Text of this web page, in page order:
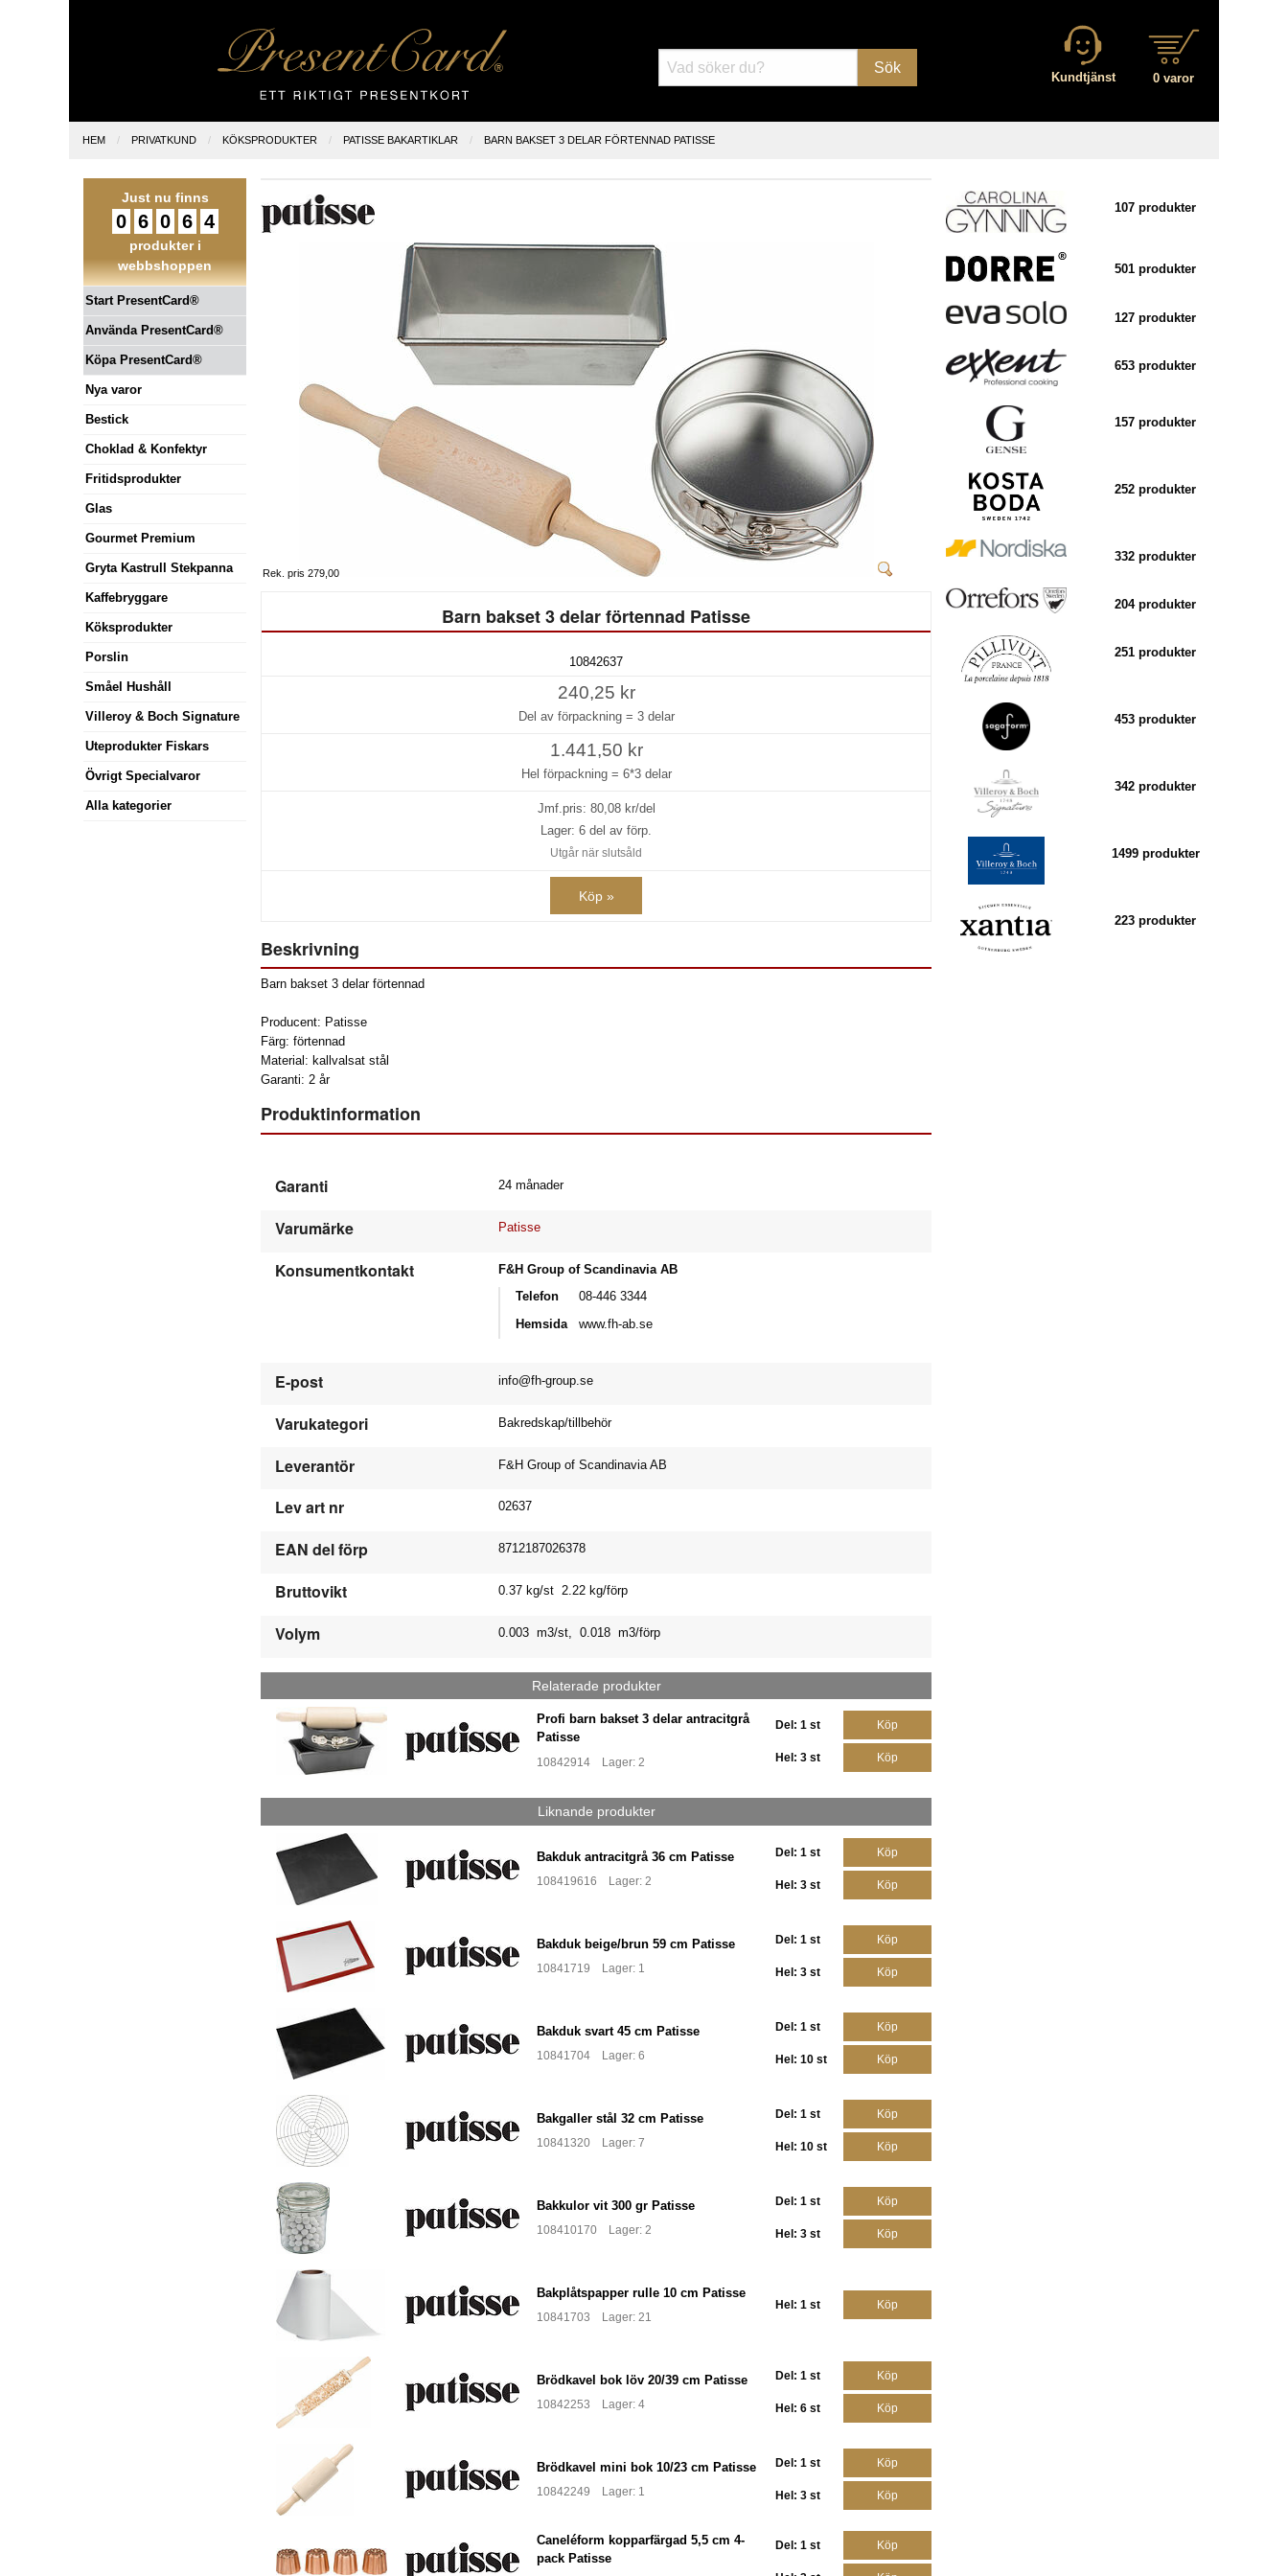
Sök
0 varor
Kundtjänst
HEM PRIVATKUND KÖKSPRODUKTER PATISSE BAKARTIKLAR BARN BAKSET 3 DELAR FÖRTENNAD PATISSE
Just nu finns
0 6 0 6 4
produkter i
webbshoppen
Start PresentCard®
Använda PresentCard®
Köpa PresentCard®
Nya varor
Bestick
Choklad & Konfektyr
Fritidsprodukter
Glas
Gourmet Premium
Gryta Kastrull Stekpanna
Kaffebryggare
Köksprodukter
Porslin
Småel Hushåll
Villeroy & Boch Signature
Uteprodukter Fiskars
Övrigt Specialvaror
Alla kategorier
Rek. pris 279,00
Barn bakset 3 delar förtennad Patisse
10842637
240,25 kr
Del av förpackning = 3 delar
1.441,50 kr
Hel förpackning = 6*3 delar
Jmf.pris: 80,08kr/del
Lager: 6 del av förp.
Utgår när slutsåld
Köp »
Beskrivning
Barn bakset 3 delar förtennad
Producent: Patisse
Färg: förtennad
Material: kallvalsat stål
Garanti: 2 år
Produktinformation
Garanti 24 månader
Varumärke Patisse
Konsumentkontakt
F&H Group of Scandinavia AB
Telefon
08-446 3344
Hemsida
www.fh-ab.se
E-post info@fh-group.se
Varukategori Bakredskap/tillbehör
Leverantör F&H Group of Scandinavia AB
Lev art nr 02637
EAN del förp 8712187026378
Bruttovikt 0.37 kg/st 2.22 kg/förp
Volym 0.003 m3/st, 0.018 m3/förp
Relaterade produkter
Profi barn bakset 3 delar antracitgrå
Patisse
10842914 Lager: 2
Del: 1 st Köp
Hel: 3 st Köp
Liknande produkter
Bakduk antracitgrå 36 cm Patisse
108419616 Lager: 2
Del: 1 st Köp
Hel: 3 st Köp
Bakduk beige/brun 59 cm Patisse
10841719 Lager: 1
Del: 1 st Köp
Hel: 3 st Köp
Bakduk svart 45 cm Patisse
10841704 Lager: 6
Del: 1 st Köp
Hel: 10 st Köp
Bakgaller stål 32 cm Patisse
10841320 Lager: 7
Del: 1 st Köp
Hel: 10 st Köp
Bakkulor vit 300 gr Patisse
108410170 Lager: 2
Del: 1 st Köp
Hel: 3 st Köp
Bakplåtspapper rulle 10 cm Patisse
10841703 Lager: 21
Hel: 1 st Köp
Brödkavel bok löv 20/39 cm Patisse
10842253 Lager: 4
Del: 1 st Köp
Hel: 6 st Köp
Brödkavel mini bok 10/23 cm Patisse
10842249 Lager: 1
Del: 1 st Köp
Hel: 3 st Köp
Caneléform kopparfärgad 5,5 cm 4-
pack Patisse
Del: 1 st Köp
107 produkter
501 produkter
127 produkter
653 produkter
157 produkter
252 produkter
332 produkter
204 produkter
251 produkter
453 produkter
342 produkter
1499 produkter
223 produkter